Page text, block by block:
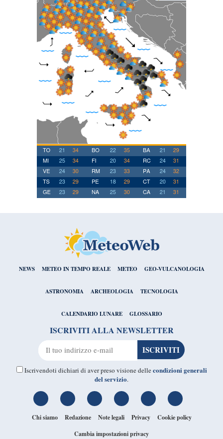
NEWS METEO IN TEMPO REALE METEO GEO-VULCANOLOGIA
ASTRONOMIA ARCHEOLOGIA TECNOLOGIA
CALENDARIO LUNARE GLOSSARIO
ISCRIVITI ALLA NEWSLETTER
Iscrivendoti dichiari di aver preso visione dellecondizioni generali
del servizio.
Chi siamo Redazione Note legali Privacy
Cookie policy
Cambia impostazioni privacy